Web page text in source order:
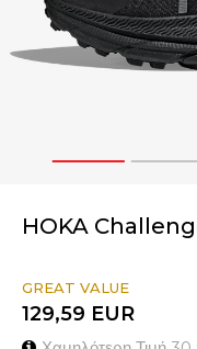
1 2
HOKA
GREAT VALUE
129,59 EUR